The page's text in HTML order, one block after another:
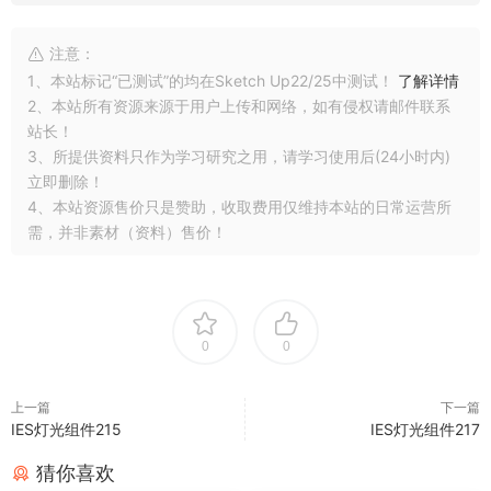
注意：
1、本站标记“已测试”的均在Sketch Up22/25中测试！ 了解详情
2、本站所有资源来源于用户上传和网络，如有侵权请邮件联系
站长！
3、所提供资料只作为学习研究之用，请学习使用后(24小时内)
立即删除！
4、本站资源售价只是赞助，收取费用仅维持本站的日常运营所
需，并非素材（资料）售价！
0 0
上一篇
IES灯光组件215
下一篇
IES灯光组件217
猜你喜欢